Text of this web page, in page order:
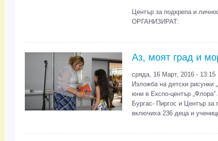
Център за подкрепа и
ОРГАНИЗИРАТ:
Аз, моят град и
сряда, 16 Март, 2016 - 13:15
Изложба на детски рисунки
юни в Експо-център
Бургас- Пиргос и Център за
включиха 236 деца и